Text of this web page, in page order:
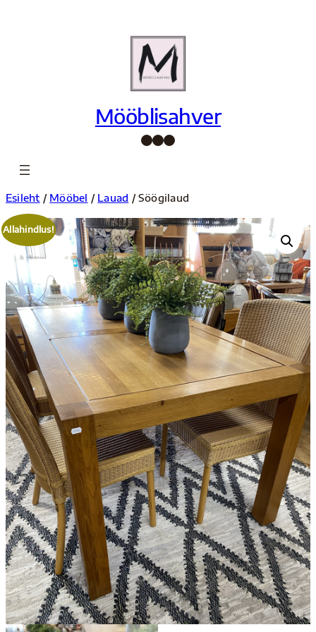
Mööblisahver
Facebook InstagramPinterest
Esileht / Mööbel / Lauad / Söögilaud
Allahindlus!